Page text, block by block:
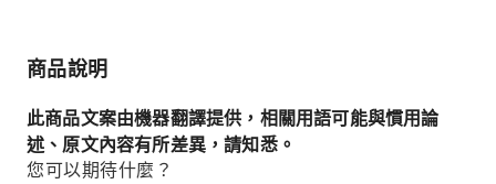
(Lefkes)，這座古都至今仍保留著傳統的建築風
(Naoussa)。
商品說明
此商品文案由機器翻譯提供，相關用語可能與慣用論
述、原文內容有所差異，請知悉。
您可以期待什麼？